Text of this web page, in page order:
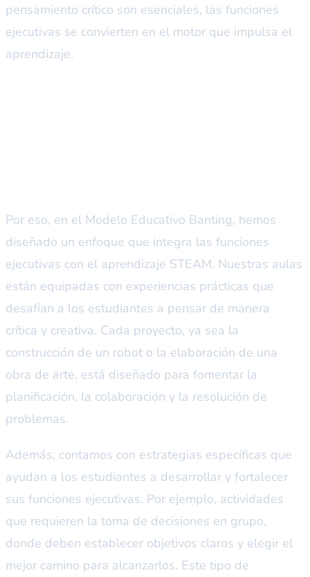
pensamiento crítico son esenciales, las funciones
ejecutivas se convierten en el motor que impulsa el
aprendizaje.
Por eso, en el Modelo Educativo Banting, hemos
diseñado un enfoque que integra las funciones
ejecutivas con el aprendizaje STEAM. Nuestras aulas
están equipadas con experiencias prácticas que
desafían a los estudiantes a pensar de manera
crítica y creativa. Cada proyecto, ya sea la
construcción de un robot o la elaboración de una
obra de arte, está diseñado para fomentar la
planificación, la colaboración y la resolución de
problemas.
Además, contamos con estrategias específicas que
ayudan a los estudiantes a desarrollar y fortalecer
sus funciones ejecutivas. Por ejemplo, actividades
que requieren la toma de decisiones en grupo,
donde deben establecer objetivos claros y elegir el
mejor camino para alcanzarlos. Este tipo de